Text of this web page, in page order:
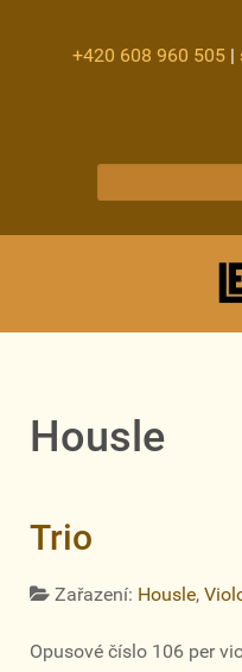
+420 608 960 505 |
Housle
Trio
Zařazení: Housle,
Opusové číslo 106 per